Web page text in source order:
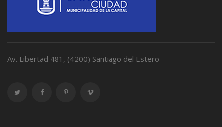
Av. Libertad 481, (4200) Santiago del Estero